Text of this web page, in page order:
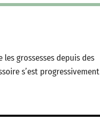
grossesses depuis des
s’est progressivement